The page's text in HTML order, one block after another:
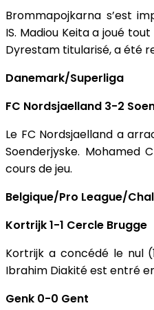
Brommapojkarna s’est
IS. Madiou Keita a joué
Dyrestam titularisé, a été
Danemark/Superliga
FC Nordsjaelland 3-2
Le FC Nordsjaelland a
Soenderjyske. Mohamed
cours de jeu.
Belgique/Pro League/
Kortrijk 1-1 Cercle Brugge
Kortrijk a concédé le nul
Ibrahim Diakité est entré
Genk 0-0 Gent